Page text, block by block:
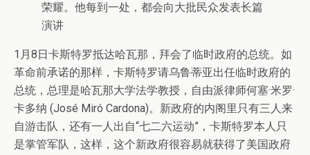
荣耀。他每到一处，都会向大批民众发表长篇
演讲
1月8日卡斯特罗抵达哈瓦那，拜会了临时政府的总统。如
革命前承诺的那样，卡斯特罗请乌鲁蒂亚出任临时政府的
总统，总理是哈瓦那大学法学教授，自由派律师何塞·米罗·
卡多纳 (José Miró Cardona)。新政府的内阁里只有三人来
自游击队，还有一人出自“七二六运动”，卡斯特罗本人只
是掌管军队，这样，这个新政府很容易就获得了美国政府